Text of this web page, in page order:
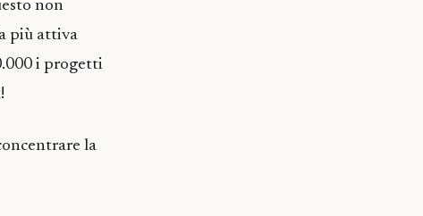
non
più attiva
i progetti
la